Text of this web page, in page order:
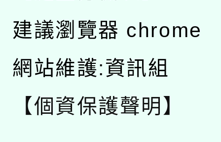
建議瀏覽器 chrome
網站維護:資訊組
【個資保護聲明】